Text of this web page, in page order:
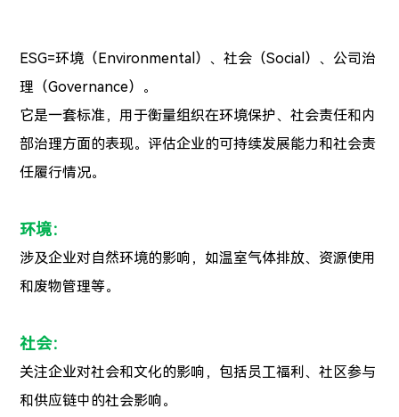
ESG=环境（Environmental）、社会（Social）、公司治
理（Governance）。
它是一套标准，用于衡量组织在环境保护、社会责任和内
部治理方面的表现。评估企业的可持续发展能力和社会责
任履行情况。
环境：
涉及企业对自然环境的影响，如温室气体排放、资源使用
和废物管理等。
社会：
关注企业对社会和文化的影响，包括员工福利、社区参与
和供应链中的社会影响。